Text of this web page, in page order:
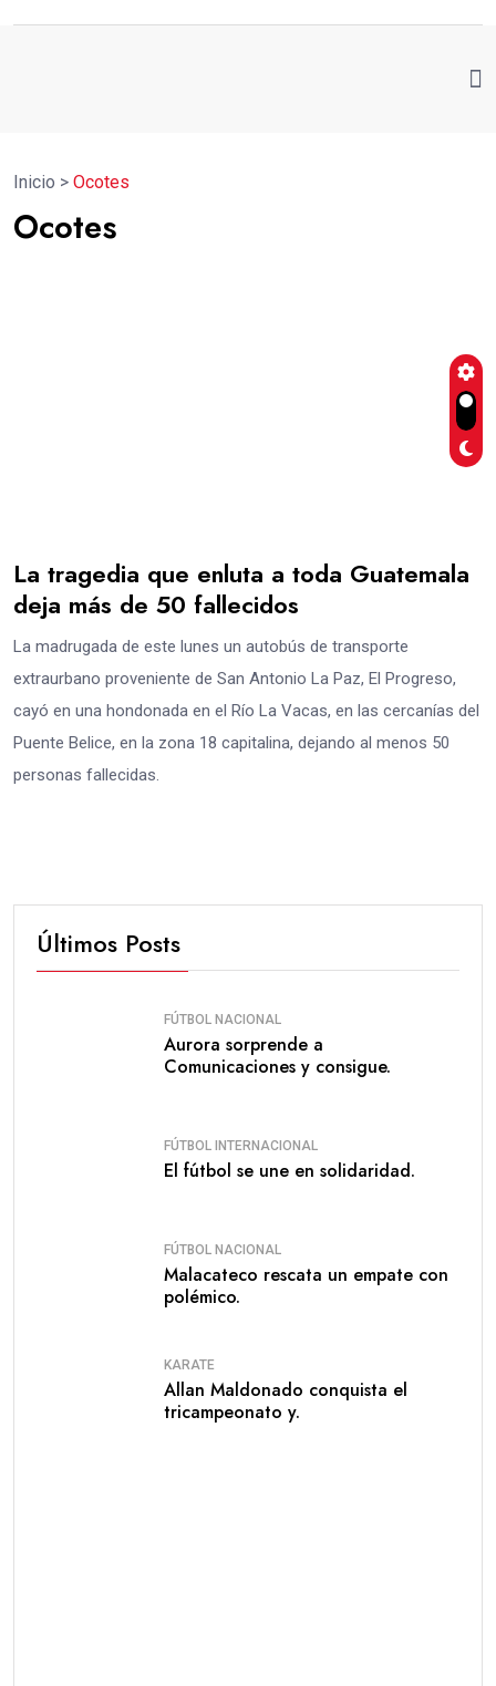
Inicio > Ocotes
Ocotes
La tragedia que enluta a toda Guatemala
deja más de 50 fallecidos
La madrugada de este lunes un autobús de transporte
extraurbano proveniente de San Antonio La Paz, El Progreso,
cayó en una hondonada en el Río La Vacas, en las cercanías del
Puente Belice, en la zona 18 capitalina, dejando al menos 50
personas fallecidas.
Últimos Posts
FÚTBOL NACIONAL
Aurora sorprende a
Comunicaciones y consigue.
FÚTBOL INTERNACIONAL
El fútbol se une en solidaridad.
FÚTBOL NACIONAL
Malacateco rescata un empate con
polémico.
KARATE
Allan Maldonado conquista el
tricampeonato y.